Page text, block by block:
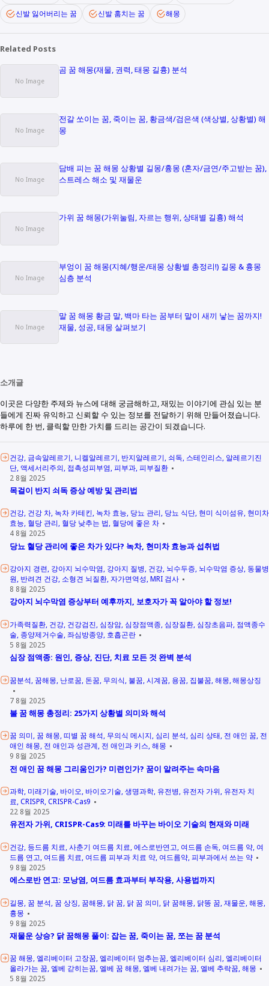
신발 잃어버리는 꿈
신발 훔치는 꿈 해몽
Related Posts
곰 꿈 해몽(재물, 권력, 태몽 길흉) 분석
전갈 쏘이는 꿈, 죽이는 꿈, 황금색/검은색 (색상별, 상황별) 해
몽
담배 피는 꿈 해몽 상황별 길몽/흉몽 (혼자/금연/주고받는 꿈),
스트레스 해소 및 재물운
가위 꿈 해몽(가위눌림, 자르는 행위, 상태별 길흉) 해석
부엉이 꿈 해몽(지혜/행운/태몽 상황별 총정리!) 길몽 & 흉몽
심층 분석
말 꿈 해몽 황금 말, 백마 타는 꿈부터 말이 새끼 낳는 꿈까지!
재물, 성공, 태몽 살펴보기
소개글
이곳은 다양한 주제와 뉴스에 대해 궁금해하고, 재밌는 이야기에 관심 있는 분
들에게 진짜 유익하고 신뢰할 수 있는 정보를 전달하기 위해 만들어졌습니다.
하루에 한 번, 클릭할 만한 가치를 드리는 공간이 되겠습니다.
건강 금속알레르기 니켈알레르기 반지알레르기 쇠독 스테인리스 알레르기진
단 액세서리주의 접촉성피부염 피부과 피부질환
2 8월 2025
목걸이 반지 쇠독 증상 예방 및 관리법
건강 건강 차 녹차 카테킨 녹차 효능 당뇨 관리 당뇨 식단 현미 식이섬유 현미차
효능 혈당 관리 혈당 낮추는 법 혈당에 좋은 차
4 8월 2025
당뇨 혈당 관리에 좋은 차가 있다? 녹차, 현미차 효능과 섭취법
강아지 경련 강아지 뇌수막염 강아지 질병 건강 뇌수두증 뇌수막염 증상 동물병
원 반려견 건강 소형견 뇌질환 자가면역성 MRI 검사
8 8월 2025
강아지 뇌수막염 증상부터 예후까지, 보호자가 꼭 알아야 할 정보!
가족력질환 건강 건강검진 심장암 심장점액종 심장질환 심장초음파 점액종수
술 종양제거수술 좌심방종양 호흡곤란
5 8월 2025
심장 점액종: 원인, 증상, 진단, 치료 모든 것 완벽 분석
꿈분석 꿈해몽 난로꿈 돈꿈 무의식 불꿈 시계꿈 용꿈 집불꿈 해몽 해몽상징
7 8월 2025
불 꿈 해몽 총정리: 25가지 상황별 의미와 해석
꿈 의미 꿈 해몽 띠별 꿈 해석 무의식 메시지 심리 분석 심리 상태 전 애인 꿈 전
애인 해몽 전 애인과 성관계 전 애인과 키스 해몽
9 8월 2025
전 애인 꿈 해몽 그리움인가? 미련인가? 꿈이 알려주는 속마음
과학 미래기술 바이오 바이오기술 생명과학 유전병 유전자 가위 유전자 치
료 CRISPR CRISPR-Cas9
22 8월 2025
유전자 가위, CRISPR-Cas9: 미래를 바꾸는 바이오 기술의 현재와 미래
건강 등드름 치료 사춘기 여드름 치료 에스로반연고 여드름 손독 여드름 약 여
드름 연고 여드름 치료 여드름 피부과 치료 약 여드름약 피부과에서 쓰는 약
9 8월 2025
에스로반 연고: 모낭염, 여드름 효과부터 부작용, 사용법까지
길몽 꿈 분석 꿈 상징 꿈해몽 닭 꿈 닭 꿈 의미 닭 꿈해몽 닭똥 꿈 재물운 해몽
흉몽
9 8월 2025
재물운 상승? 닭 꿈해몽 풀이: 잡는 꿈, 죽이는 꿈, 쪼는 꿈 분석
꿈 해몽 엘리베이터 고장꿈 엘리베이터 멈추는꿈 엘리베이터 심리 엘리베이터
올라가는 꿈 엘베 갇히는꿈 엘베 꿈 해몽 엘베 내려가는 꿈 엘베 추락꿈 해몽
5 8월 2025